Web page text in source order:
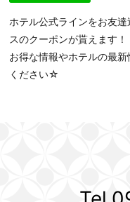
ホテル公式ラインをお友
スのクーポンが貰えます！
お得な情報やホテルの最
ください☆